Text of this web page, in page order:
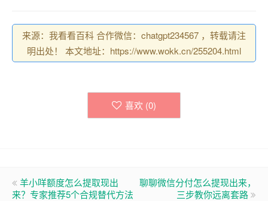
来源：我看看百科 合作微信：chatgpt234567 ，转载请注
明出处！ 本文地址：https://www.wokk.cn/255204.html
喜欢 (0)
羊小咩额度怎么提取现出
来？专家推荐5个合规替代方法
聊聊微信分付怎么提现出来，
三步教你远离套路